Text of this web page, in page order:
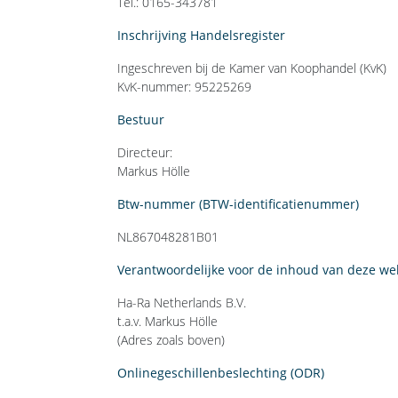
Inschrijving Handelsregister
Ingeschreven bij de Kamer van Koophandel (KvK)
KvK-nummer: 95225269
Bestuur
Directeur:
Markus Hölle
Btw-nummer (BTW-identificatienummer)
NL867048281B01
Verantwoordelijke voor de inhoud van deze
Ha-Ra Netherlands B.V.
t.a.v. Markus Hölle
(Adres zoals boven)
Onlinegeschillenbeslechting (ODR)